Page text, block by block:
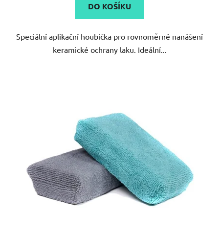
DO KOŠÍKU
Speciální aplikační houbička pro rovnoměrné nanášení
keramické ochrany laku. Ideální...